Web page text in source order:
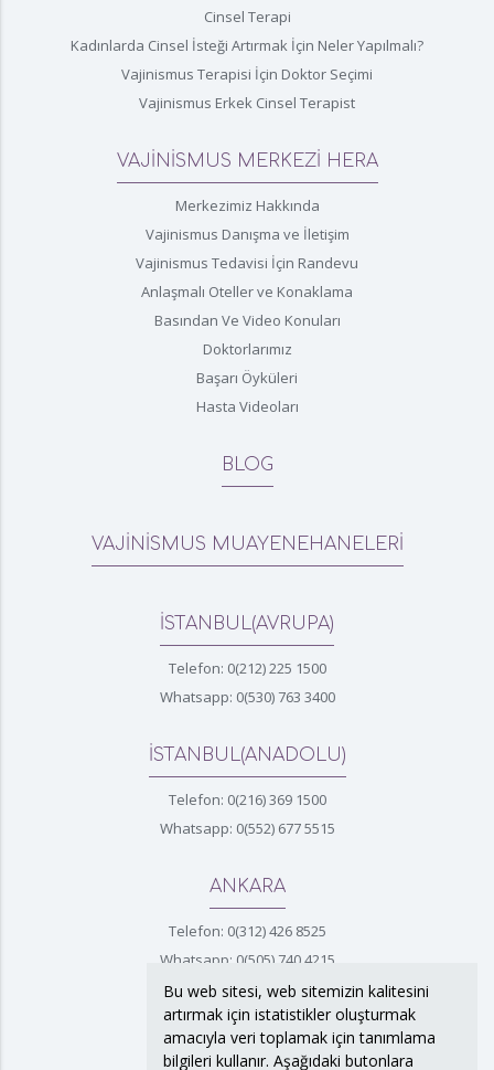
Cinsel Terapi
Kadınlarda Cinsel İsteği Artırmak İçin Neler Yapılmalı?
Vajinismus Terapisi İçin Doktor Seçimi
Vajinismus Erkek Cinsel Terapist
VAJİNİSMUS MERKEZİ HERA
Merkezimiz Hakkında
Vajinismus Danışma ve İletişim
Vajinismus Tedavisi İçin Randevu
Anlaşmalı Oteller ve Konaklama
Basından Ve Video Konuları
Doktorlarımız
Başarı Öyküleri
Hasta Videoları
BLOG
VAJİNİSMUS MUAYENEHANELERİ
İSTANBUL(AVRUPA)
Telefon: 0(212) 225 1500
Whatsapp: 0(530) 763 3400
İSTANBUL(ANADOLU)
Telefon: 0(216) 369 1500
Whatsapp: 0(552) 677 5515
ANKARA
Telefon: 0(312) 426 8525
Whatsapp: 0(505) 740 4215
İZMİR
Telefon: 0(232) 422 4372
Bu web sitesi, web sitemizin kalitesini
artırmak için istatistikler oluşturmak
amacıyla veri toplamak için tanımlama
bilgileri kullanır. Aşağıdaki butonlara